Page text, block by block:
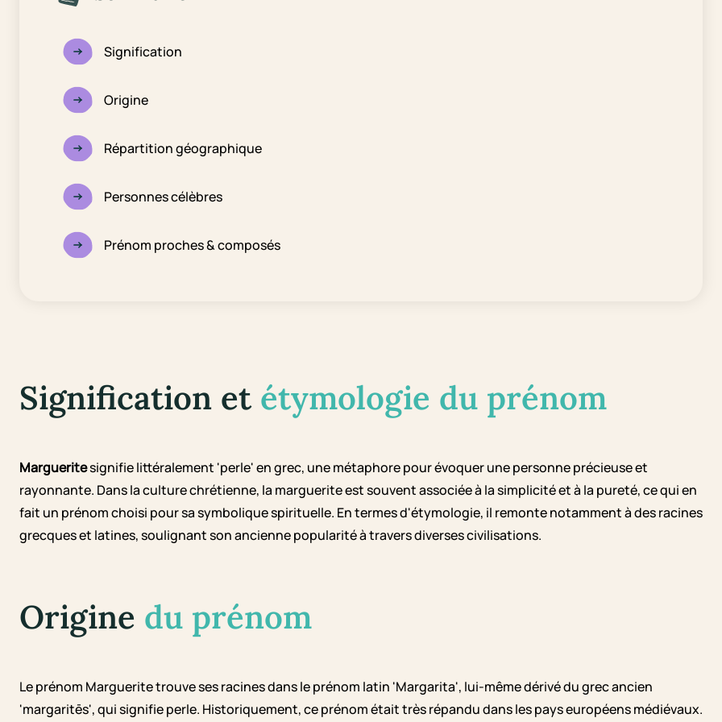
Signification
Origine
Répartition géographique
Personnes célèbres
Prénom proches & composés
Signification et étymologie du prénom
Margueritesignifie littéralement 'perle' en grec, une métaphore pour évoquer une personne précieuse et
rayonnante. Dans la culture chrétienne, la marguerite est souvent associée à la simplicité et à la pureté, ce qui en
fait un prénom choisi pour sa symbolique spirituelle. En termes d'étymologie, il remonte notamment à des racines
grecques et latines, soulignant son ancienne popularité à travers diverses civilisations.
Origine du prénom
Le prénom Marguerite trouve ses racines dans le prénom latin 'Margarita', lui-même dérivé du grec ancien
'margaritēs', qui signifie perle. Historiquement, ce prénom était très répandu dans les pays européens médiévaux.